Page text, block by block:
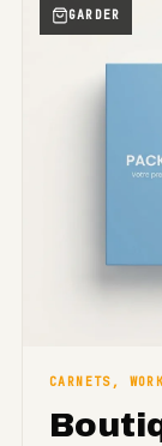
GARDER
CARNETS,